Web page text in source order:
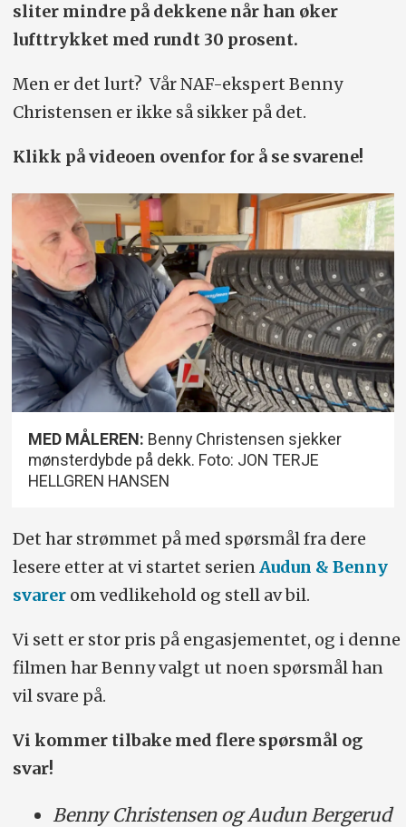
sliter mindre på dekkene når han øker
lufttrykket med rundt 30 prosent.
Men er det lurt? Vår NAF-ekspert Benny
Christensen er ikke så sikker på det.
Klikk på videoen ovenfor for å se svarene!
MED MÅLEREN: Benny Christensen sjekker
mønsterdybde på dekk. Foto: JON TERJE
HELLGREN HANSEN
Det har strømmet på med spørsmål fra dere
lesere etter at vi startet serienAudun & Benny
svarerom vedlikehold og stell av bil.
Vi sett er stor pris på engasjementet, og i denne
filmen har Benny valgt ut noen spørsmål han
vil svare på.
Vi kommer tilbake med flere spørsmål og
svar!
Benny Christensen og Audun Bergerud